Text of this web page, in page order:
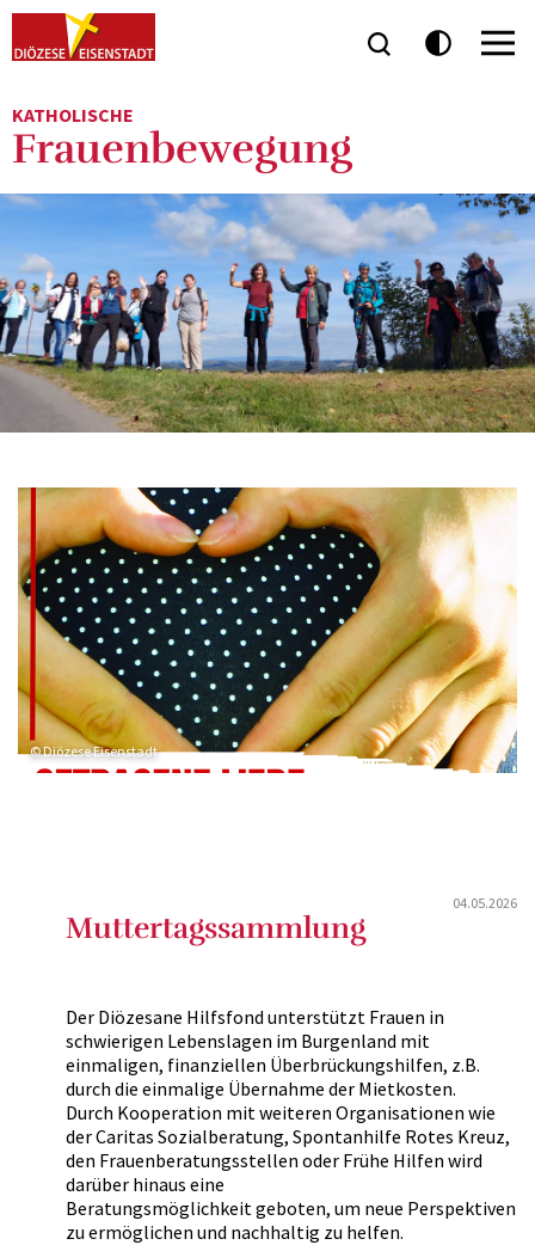
KATHOLISCHE
Frauenbewegung
© Diözese Eisenstadt
04.05.2026
Muttertagssammlung
Der Diözesane Hilfsfond unterstützt Frauen in
schwierigen Lebenslagen im Burgenland mit
einmaligen, finanziellen Überbrückungshilfen, z.B.
durch die einmalige Übernahme der Mietkosten.
Durch Kooperation mit weiteren Organisationen wie
der Caritas Sozialberatung, Spontanhilfe Rotes Kreuz,
den Frauenberatungsstellen oder Frühe Hilfen wird
darüber hinaus eine
Beratungsmöglichkeit geboten, um neue Perspektiven
zu ermöglichen und nachhaltig zu helfen.